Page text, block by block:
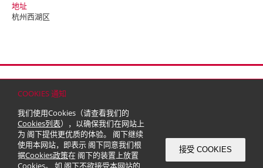
COOKIES 通知
我们使用Cookies（请查看我们的
Cookies列表），以确保我们在网站上
为 阁下提供更优质的体验。 阁下继续
使用本网站，即表示 阁下同意我们根
据Cookies政策在 阁下的装置上放置
Cookies。 如 阁下不欲接受本网站的
接受 COOKIES
地址
杭州西湖区
© 2026 嘉里建设有限公司 (于百慕达注册成立之有限公司)